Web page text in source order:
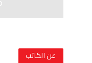
عن الكاتب